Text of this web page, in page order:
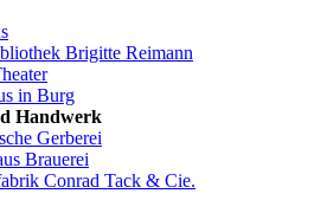
Brigitte Reimann
in Burg
Handwerk
Gerberei
Brauerei
Conrad Tack & Cie.